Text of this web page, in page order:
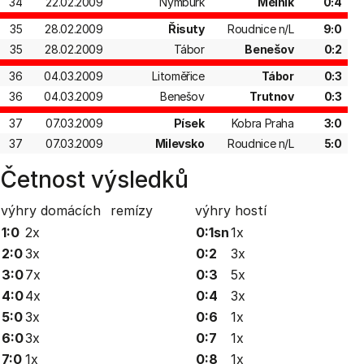
35
28.02.2009 Řisuty Roudnice n/L
9:0
35
28.02.2009 Tábor Benešov
0:2
36
04.03.2009 Litoměřice Tábor
0:3
36
04.03.2009 Benešov Trutnov
0:3
37
07.03.2009 Písek Kobra Praha
3:0
37
07.03.2009 Milevsko Roudnice n/L 5:0
Četnost výsledků
výhry domácích remízy výhry hostí
1:0 2x
2:03x
3:07x
4:04x
5:03x
6:03x
7:0 1x
0:1sn1x
0:2
3x
0:3
5x
0:4
3x
0:6
1x
0:7
1x
0:8
1x